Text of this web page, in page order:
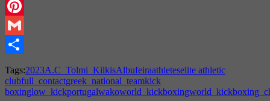
Twitter
Pinterest
Gmail
Tags:2023A.C_Tolmi_KilkisAlbufeiraathleteselite athletic
clubfull_contactgreek_national_teamkick
boxinglow_kickportugalwakoworld_kickboxing